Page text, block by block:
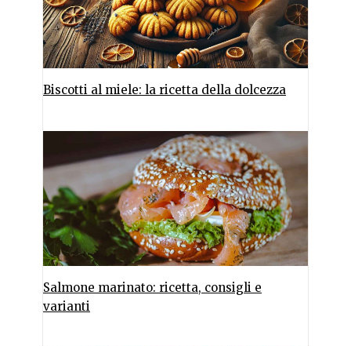
Biscotti al miele: la ricetta della dolcezza
Salmone marinato: ricetta, consigli e
varianti